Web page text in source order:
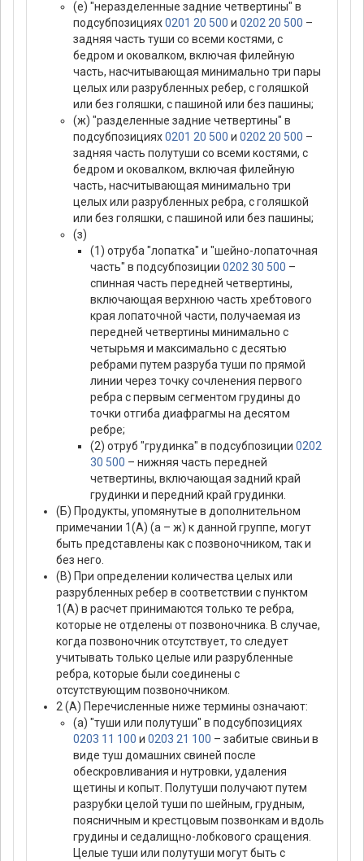
(е) "неразделенные задние четвертины" в
подсубпозициях0201 20 500 и 0202 20 500 –
задняя часть туши со всеми костями, с
бедром и оковалком, включая филейную
часть, насчитывающая минимально три пары
целых или разрубленных ребер, с голяшкой
или без голяшки, с пашиной или без пашины;
(ж) "разделенные задние четвертины" в
подсубпозициях0201 20 500 и 0202 20 500 –
задняя часть полутуши со всеми костями, с
бедром и оковалком, включая филейную
часть, насчитывающая минимально три
целых или разрубленных ребра, с голяшкой
или без голяшки, с пашиной или без пашины;
(з)
(1) отруба "лопатка" и "шейно-лопаточная
часть" в подсубпозиции 0202 30 500 –
спинная часть передней четвертины,
включающая верхнюю часть хребтового
края лопаточной части, получаемая из
передней четвертины минимально с
четырьмя и максимально с десятью
ребрами путем разруба туши по прямой
линии через точку сочленения первого
ребра с первым сегментом грудины до
точки отгиба диафрагмы на десятом
ребре;
(2) отруб "грудинка" в подсубпозиции 0202
30 500 – нижняя часть передней
четвертины, включающая задний край
грудинки и передний край грудинки.
(Б) Продукты, упомянутые в дополнительном
примечании 1(А) (а – ж) к данной группе, могут
быть представлены как с позвоночником, так и
без него.
(В) При определении количества целых или
разрубленных ребер в соответствии с пунктом
1(А) в расчет принимаются только те ребра,
которые не отделены от позвоночника. В случае,
когда позвоночник отсутствует, то следует
учитывать только целые или разрубленные
ребра, которые были соединены с
отсутствующим позвоночником.
2 (А) Перечисленные ниже термины означают:
(а) "туши или полутуши" в подсубпозициях
0203 11 100 и 0203 21 100 – забитые свиньи в
виде туш домашних свиней после
обескровливания и нутровки, удаления
щетины и копыт. Полутуши получают путем
разрубки целой туши по шейным, грудным,
поясничным и крестцовым позвонкам и вдоль
грудины и седалищно-лобкового сращения.
Целые туши или полутуши могут быть с